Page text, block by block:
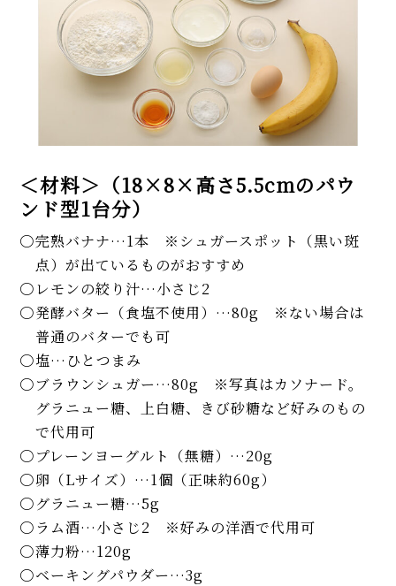
＜材料＞（18×8×高さ5.5cmのパウ
ンド型1台分）
完熟バナナ…1本 ※シュガースポット（黒い斑
点）が出ているものがおすすめ
レモンの絞り汁…小さじ2
発酵バター（食塩不使用）…80g ※ない場合は
普通のバターでも可
塩…ひとつまみ
ブラウンシュガー…80g ※写真はカソナード。
グラニュー糖、上白糖、きび砂糖など好みのもの
で代用可
プレーンヨーグルト（無糖）…20g
卵（Lサイズ）…1個（正味約60g）
グラニュー糖…5g
ラム酒…小さじ2 ※好みの洋酒で代用可
薄力粉…120g
ベーキングパウダー…3g